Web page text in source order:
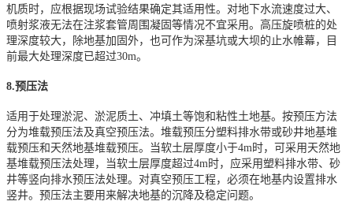
机质时，应根据现场试验结果确定其适用性。对地下水流速度过大、
喷射浆液无法在注浆套管周围凝固等情况不宜采用。高压旋喷桩的处
理深度较大，除地基加固外，也可作为深基坑或大坝的止水帷幕，目
前最大处理深度已超过30m。
8.预压法
适用于处理淤泥、淤泥质土、冲填土等饱和粘性土地基。按预压方法
分为堆载预压法及真空预压法。堆载预压分塑料排水带或砂井地基堆
载预压和天然地基堆载预压。当软土层厚度小于4m时，可采用天然地
基堆载预压法处理，当软土层厚度超过4m时，应采用塑料排水带、砂
井等竖向排水预压法处理。对真空预压工程，必须在地基内设置排水
竖井。预压法主要用来解决地基的沉降及稳定问题。